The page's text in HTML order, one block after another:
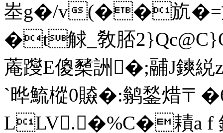
峚g�/v(��斻�=旐
�t觩_敎脴
蓭躞E傻櫫詶�;鬴J鏯
`晔鯍樅0贆�:鹟鍫焟〒
LLV.�%C�耫a f